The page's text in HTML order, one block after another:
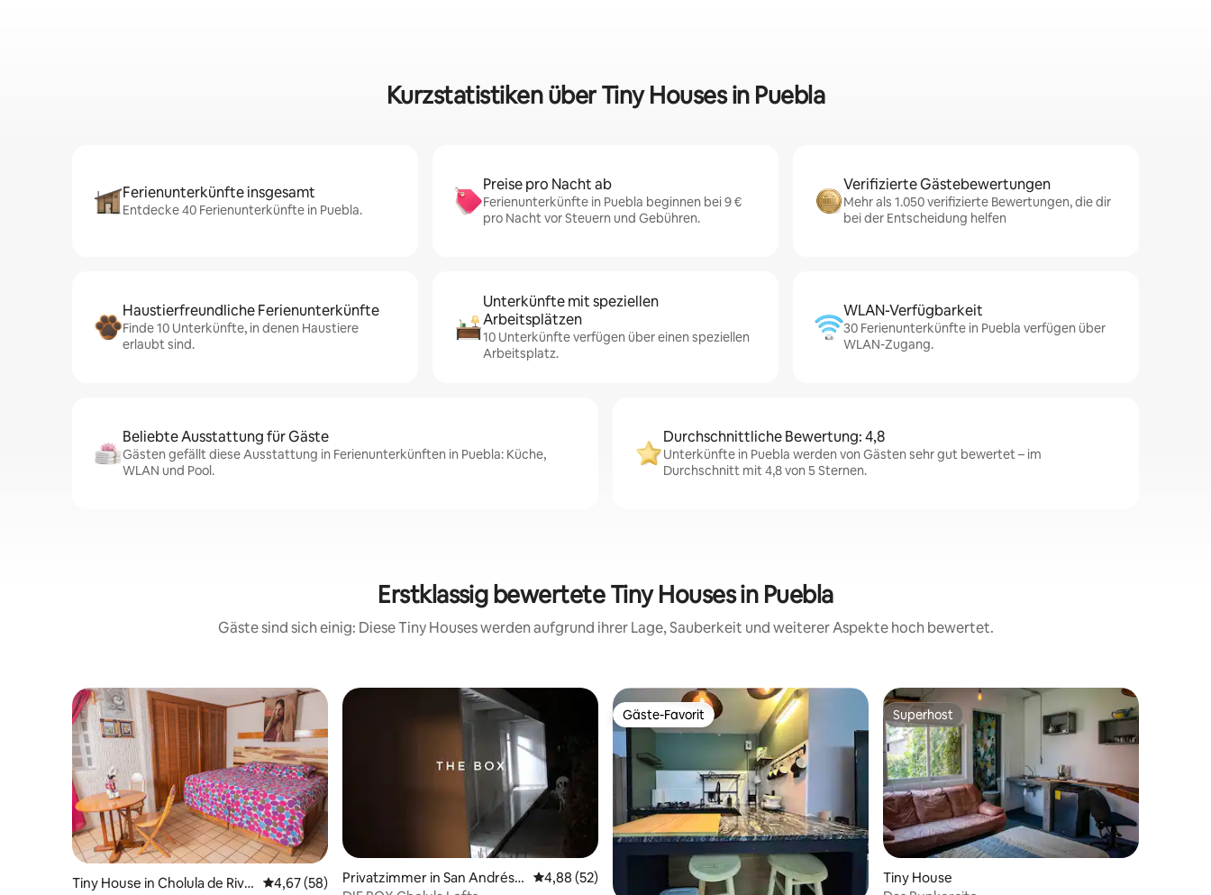
Kurzstatistiken über Tiny Houses in Puebla
Ferienunterkünfte insgesamt
Entdecke 40 Ferienunterkünfte in Puebla.
Preise pro Nacht ab
Ferienunterkünfte in Puebla beginnen bei 9 €
pro Nacht vor Steuern und Gebühren.
Verifizierte Gästebewertungen
Mehr als 1.050 verifizierte Bewertungen, die dir
bei der Entscheidung helfen
Haustierfreundliche Ferienunterkünfte
Finde 10 Unterkünfte, in denen Haustiere
erlaubt sind.
Unterkünfte mit speziellen
Arbeitsplätzen
10 Unterkünfte verfügen über einen speziellen
Arbeitsplatz.
WLAN-Verfügbarkeit
30 Ferienunterkünfte in Puebla verfügen über
WLAN-Zugang.
Beliebte Ausstattung für Gäste
Gästen gefällt diese Ausstattung in Ferienunterkünften in Puebla: Küche,
WLAN und Pool.
Durchschnittliche Bewertung: 4,8
Unterkünfte in Puebla werden von Gästen sehr gut bewertet – im
Durchschnitt mit 4,8 von 5 Sternen.
Erstklassig bewertete Tiny Houses in Puebla
Gäste sind sich einig: Diese Tiny Houses werden aufgrund ihrer Lage, Sauberkeit und weiterer Aspekte hoch bewertet.
Tiny House in Cholula de Riva
Durchschnittliche Bewertung: 4,67 von 5, 58 Bewertungen
4,67 (58)
Privatzimmer in San Andrés
Durchschnittliche Bewertung: 4,88 von 5, 52 Bewertungen
4,88 (52)
Gäste-Favorit
Gäste-Favorit Superhost
Superhost
Tiny House